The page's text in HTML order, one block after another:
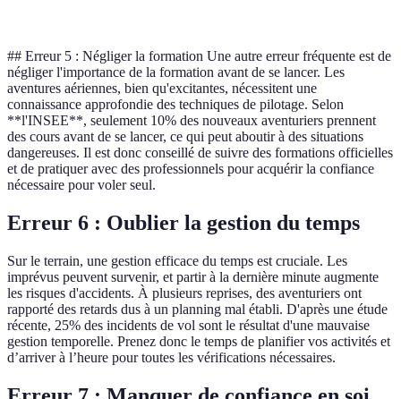
## Erreur 5 : Négliger la formation Une autre erreur fréquente est de
négliger l'importance de la formation avant de se lancer. Les
aventures aériennes, bien qu'excitantes, nécessitent une
connaissance approfondie des techniques de pilotage. Selon
**l'INSEE**, seulement 10% des nouveaux aventuriers prennent
des cours avant de se lancer, ce qui peut aboutir à des situations
dangereuses. Il est donc conseillé de suivre des formations officielles
et de pratiquer avec des professionnels pour acquérir la confiance
nécessaire pour voler seul.
Erreur 6 : Oublier la gestion du temps
Sur le terrain, une gestion efficace du temps est cruciale. Les
imprévus peuvent survenir, et partir à la dernière minute augmente
les risques d'accidents. À plusieurs reprises, des aventuriers ont
rapporté des retards dus à un planning mal établi. D'après une étude
récente, 25% des incidents de vol sont le résultat d'une mauvaise
gestion temporelle. Prenez donc le temps de planifier vos activités et
d’arriver à l’heure pour toutes les vérifications nécessaires.